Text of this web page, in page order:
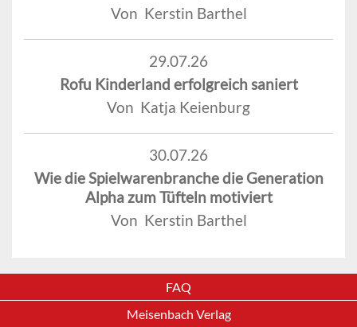
Von Kerstin Barthel
29.07.26
Rofu Kinderland erfolgreich saniert
Von Katja Keienburg
30.07.26
Wie die Spielwarenbranche die Generation
Alpha zum Tüfteln motiviert
Von Kerstin Barthel
FAQ
Meisenbach Verlag